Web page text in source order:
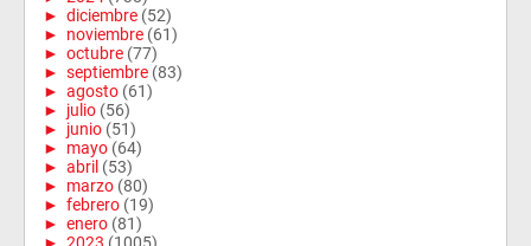
► diciembre (52)
► noviembre (61)
► octubre (77)
► septiembre (83)
► agosto (61)
► julio (56)
► junio (51)
► mayo (64)
► abril (53)
► marzo (80)
► febrero (19)
► enero (81)
► 2023 (1005)